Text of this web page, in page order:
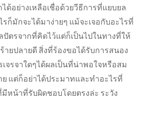
ด้อย่างเหลือเชื่อด้วยวีธีการที่แยบยล
ก็มักจะได้มาง่ายๆ แม้จะเจอกับอะไรที่
ตรจากที่คิดไว้แต่ก็เป็นไปในทางที่ให้
ยปลายดี สิ่งที่ร้องขอได้รับการสนอง
เจรจาใดๆได้ผลเป็นที่น่าพอใจหรือสม
แต่ก็อย่าได้ประมาทและทำอะไรที่
หน้าที่รับผิดชอบโดยตรงล่ะ ระวัง